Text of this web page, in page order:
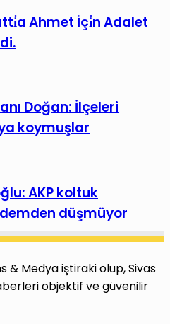
Ahmet İçi̇n Adalet
Doğan: İlçeleri
koymuşlar
AKP koltuk
düşmüyor
& Medya iştiraki olup, Sivas
objektif ve güvenilir